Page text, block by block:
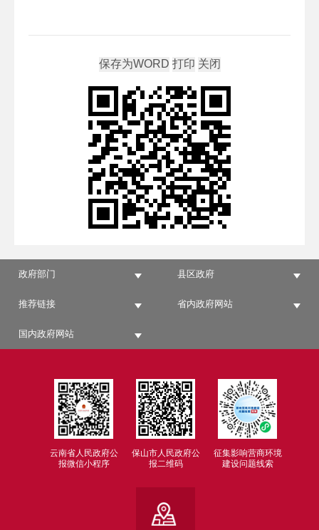
政府部门 县区政府
推荐链接 省内政府网站
国内政府网站
云南省人民政府公
报微信小程序
保山市人民政府公
报二维码
征集影响营商环境
建设问题线索